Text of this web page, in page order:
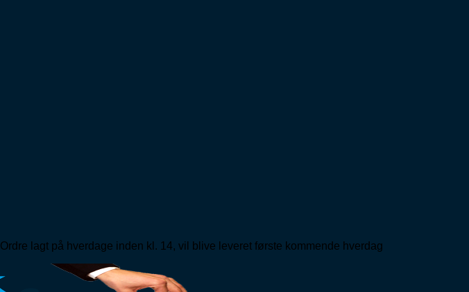
Ordre lagt på hverdage inden kl. 14, vil blive leveret første kommende hverdag